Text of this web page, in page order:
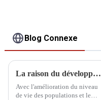
Blog Connexe
La raison du développement du CMM
Avec l'amélioration du niveau
de vie des populations et le